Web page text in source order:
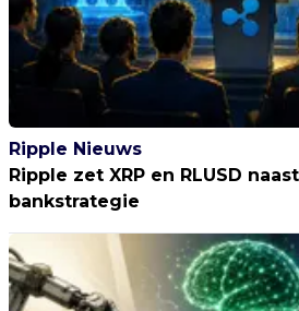
Ripple Nieuws
Ripple zet XRP en RLUSD
bankstrategie